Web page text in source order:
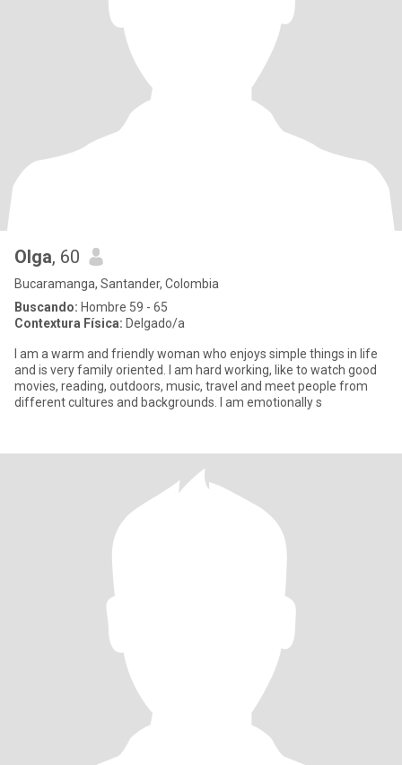
Olga, 60
Bucaramanga, Santander, Colombia
Buscando: Hombre 59 - 65
Contextura Física: Delgado/a
I am a warm and friendly woman who enjoys simple things in life
and is very family oriented. I am hard working, like to watch good
movies, reading, outdoors, music, travel and meet people from
different cultures and backgrounds. I am emotionally s